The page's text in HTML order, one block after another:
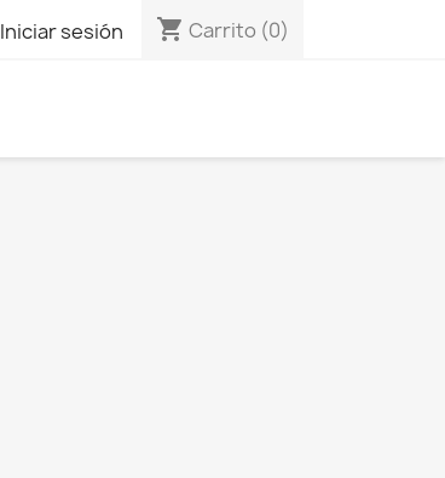
Iniciar sesión shopping_cart Carrito (0)